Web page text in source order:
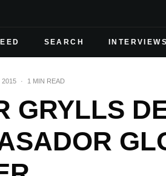
SEARCH INTERVIEWS
2015 · 1 MIN READ
GRYLLS